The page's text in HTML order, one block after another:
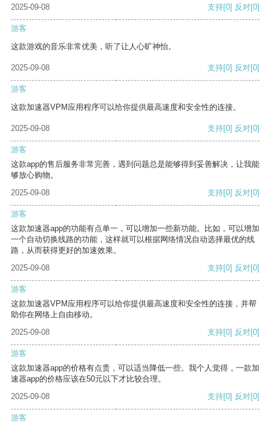
2025-09-08 支持[0] 反对[0]
游客
这款游戏的音乐非常优美，听了让人心旷神怡。
2025-09-08 支持[0] 反对[0]
游客
这款加速器VPM应用程序可以给你提供最高速度和安全性的连接。
2025-09-08 支持[0] 反对[0]
游客
这款app的售后服务非常完善，遇到问题总是能够得到妥善解决，让我能
够放心购物。
2025-09-08
支持[0] 反对[0]
游客
这款加速器app的功能有点单一，可以增加一些新功能。比如，可以增加
一个自动切换线路的功能，这样就可以根据网络情况自动选择最优的线
路，从而获得更好的加速效果。
2025-09-08
支持[0] 反对[0]
游客
这款加速器VPM应用程序可以给你提供最高速度和安全性的连接，并帮
助你在网络上自由移动。
2025-09-08
支持[0] 反对[0]
游客
这款加速器app的价格有点贵，可以适当降低一些。我个人觉得，一款加
速器app的价格应该在50元以下才比较合理。
2025-09-08
支持[0] 反对[0]
游客